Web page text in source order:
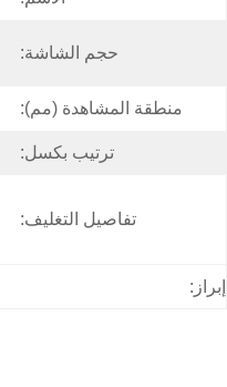
حجم الشاشة:
منطقة المشاهدة (مم):
ترتيب بكسل:
تفاصيل التغليف:
إبراز: